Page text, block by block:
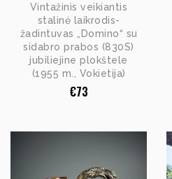
Vintažinis veikiantis
stalinė laikrodis-
žadintuvas „Domino“ su
sidabro prabos (830S)
jubiliejine plokštele
(1955 m., Vokietija)
€73